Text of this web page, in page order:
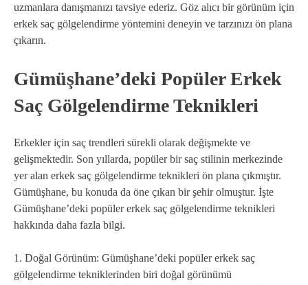
uzmanlara danışmanızı tavsiye ederiz. Göz alıcı bir görünüm için
erkek saç gölgelendirme yöntemini deneyin ve tarzınızı ön plana
çıkarın.
Gümüşhane’deki Popüler Erkek
Saç Gölgelendirme Teknikleri
Erkekler için saç trendleri sürekli olarak değişmekte ve
gelişmektedir. Son yıllarda, popüler bir saç stilinin merkezinde
yer alan erkek saç gölgelendirme teknikleri ön plana çıkmıştır.
Gümüşhane, bu konuda da öne çıkan bir şehir olmuştur. İşte
Gümüşhane’deki popüler erkek saç gölgelendirme teknikleri
hakkında daha fazla bilgi.
1. Doğal Görünüm: Gümüşhane’deki popüler erkek saç
gölgelendirme tekniklerinden biri doğal görünümü